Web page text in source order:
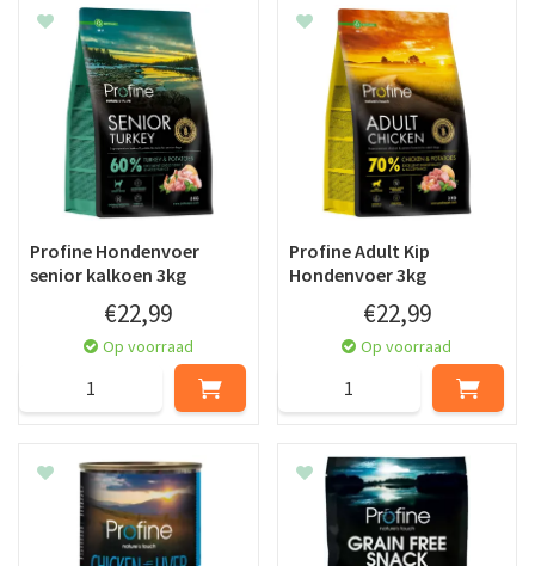
Profine Hondenvoer
senior kalkoen 3kg
€22,99
Op voorraad
Profine Adult Kip
Hondenvoer 3kg
€22,99
Op voorraad